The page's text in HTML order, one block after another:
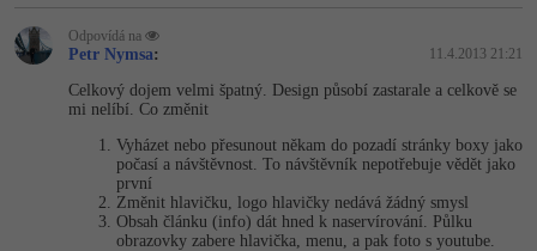
Copywriter
WordPress specialista
SEO specialista
Algoritmy
Umělá inteligence (AI) -10%
Pro děti
Více
Time management
Windows
Linux
Sítě
Ostatní
Fórum
Příběhy absolventů
Odpovídá na
Petr Nymsa: 11.4.2013 21:21
Celkový dojem velmi špatný. Design působí zastarale a celkově se
mi nelíbí. Co změnit
Vyházet nebo přesunout někam do pozadí stránky boxy jako
počasí a návštěvnost. To návštěvník nepotřebuje vědět jako
první
Změnit hlavičku, logo hlavičky nedává žádný smysl
Obsah článku (info) dát hned k naservírování. Půlku
obrazovky zabere hlavička, menu, a pak foto s youtube.